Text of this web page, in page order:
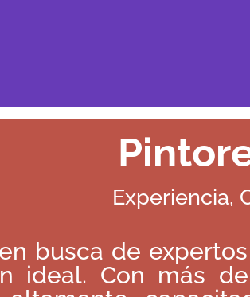
Experiencia,
busca de
ideal. Con más